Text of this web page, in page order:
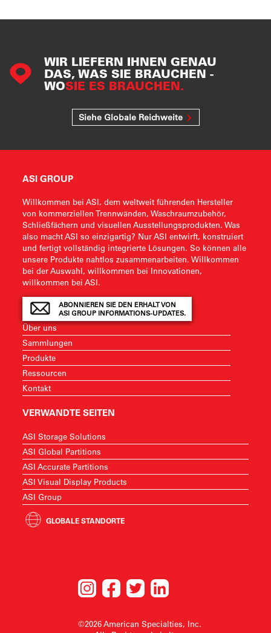
WIR LIEFERN IHNEN GENAU
DAS, WAS SIE BRAUCHEN -
WOSIE ES BRAUCHEN.
Siehe Globale Reichweite
ASI GROUP
Willkommen bei ASI, dem weltweit führenden Hersteller
von kommerziellen Trennwänden, Waschraumzubehör,
Schließfächern und visuellen Ausstellungsprodukten. Was
also macht ASI so einzigartig? Nur ASI entwirft, konstruiert
und fertigt vollständig integrierte Lösungen. So können alle
unsere Produkte nahtlos zusammenarbeiten. Willkommen
bei der Auswahl, willkommen bei Innovationen,
willkommen bei ASI.
ABONNIEREN SIE DEN ERHALT VON
ASI GROUP INFORMATIONS-UPDATES.
Über uns
Sammlungen
Produkte
Ressourcen
Kontakt
VERWANDTE SEITEN
ASI Storage Solutions
ASI Global Partitions
ASI Accurate Partitions
ASI Visual Display Products
ASI Group
GLOBALE STANDORTE
©2026 American Specialties, Inc.